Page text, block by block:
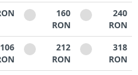
160
RON
240
RON
106
212
RON
318
RON